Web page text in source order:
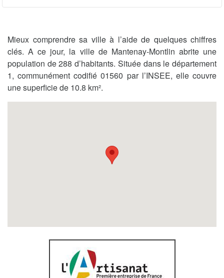
Mieux comprendre sa ville à l’aide de quelques chiffres
clés. A ce jour, la ville de Mantenay-Montlin abrite une
population de 288 d’habitants. Située dans le département
1, communément codifié 01560 par l’INSEE, elle couvre
une superficie de 10.8 km².